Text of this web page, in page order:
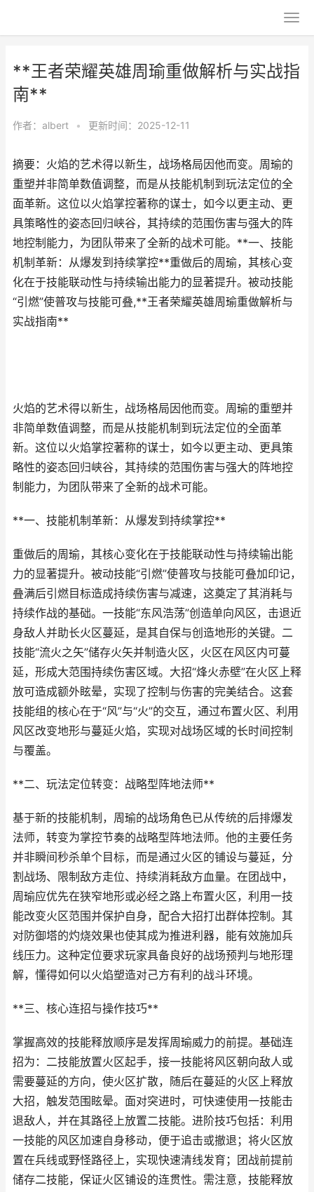
**王者荣耀英雄周瑜重做解析与实战指
南**
作者： albert • 更新时间：2025-12-11
摘要：火焰的艺术得以新生，战场格局因他而变。周瑜的
重塑并非简单数值调整，而是从技能机制到玩法定位的全
面革新。这位以火焰掌控著称的谋士，如今以更主动、更
具策略性的姿态回归峡谷，其持续的范围伤害与强大的阵
地控制能力，为团队带来了全新的战术可能。**一、技能
机制革新：从爆发到持续掌控**重做后的周瑜，其核心变
化在于技能联动性与持续输出能力的显著提升。被动技能
“引燃”使普攻与技能可叠,**王者荣耀英雄周瑜重做解析与
实战指南**
火焰的艺术得以新生，战场格局因他而变。周瑜的重塑并
非简单数值调整，而是从技能机制到玩法定位的全面革
新。这位以火焰掌控著称的谋士，如今以更主动、更具策
略性的姿态回归峡谷，其持续的范围伤害与强大的阵地控
制能力，为团队带来了全新的战术可能。
**一、技能机制革新：从爆发到持续掌控**
重做后的周瑜，其核心变化在于技能联动性与持续输出能
力的显著提升。被动技能“引燃”使普攻与技能可叠加印记，
叠满后引燃目标造成持续伤害与减速，这奠定了其消耗与
持续作战的基础。一技能“东风浩荡”创造单向风区，击退近
身敌人并助长火区蔓延，是其自保与创造地形的关键。二
技能“流火之矢”储存火矢并制造火区，火区在风区内可蔓
延，形成大范围持续伤害区域。大招“烽火赤壁”在火区上释
放可造成额外眩晕，实现了控制与伤害的完美结合。这套
技能组的核心在于“风”与“火”的交互，通过布置火区、利用
风区改变地形与蔓延火焰，实现对战场区域的长时间控制
与覆盖。
**二、玩法定位转变：战略型阵地法师**
基于新的技能机制，周瑜的战场角色已从传统的后排爆发
法师，转变为掌控节奏的战略型阵地法师。他的主要任务
并非瞬间秒杀单个目标，而是通过火区的铺设与蔓延，分
割战场、限制敌方走位、持续消耗敌方血量。在团战中，
周瑜应优先在狭窄地形或必经之路上布置火区，利用一技
能改变火区范围并保护自身，配合大招打出群体控制。其
对防御塔的灼烧效果也使其成为推进利器，能有效施加兵
线压力。这种定位要求玩家具备良好的战场预判与地形理
解，懂得如何以火焰塑造对己方有利的战斗环境。
**三、核心连招与操作技巧**
掌握高效的技能释放顺序是发挥周瑜威力的前提。基础连
招为：二技能放置火区起手，接一技能将风区朝向敌人或
需要蔓延的方向，使火区扩散，随后在蔓延的火区上释放
大招，触发范围眩晕。面对突进时，可快速使用一技能击
退敌人，并在其路径上放置二技能。进阶技巧包括：利用
一技能的风区加速自身移动，便于追击或撤退；将火区放
置在兵线或野怪路径上，实现快速清线发育；团战前提前
储存二技能，保证火区铺设的连贯性。需注意，技能释放